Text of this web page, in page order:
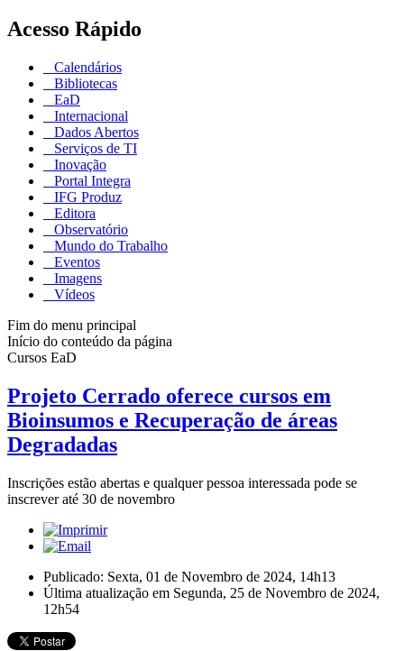
Acesso Rápido
Calendários
Bibliotecas
EaD
Internacional
Dados Abertos
Serviços de TI
Inovação
Portal Integra
IFG Produz
Editora
Observatório
Mundo do Trabalho
Eventos
Imagens
Vídeos
Fim do menu principal
Início do conteúdo da página
Cursos EaD
Projeto Cerrado oferece cursos em
Bioinsumos e Recuperação de áreas
Degradadas
Inscrições estão abertas e qualquer pessoa interessada pode se
inscrever até 30 de novembro
Publicado: Sexta, 01 de Novembro de 2024, 14h13
Última atualização em Segunda, 25 de Novembro de 2024,
12h54